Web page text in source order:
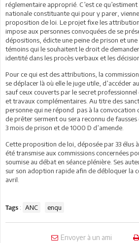
réglementaire approprié. C’est ce qu’estiment
nationale constituante qui pour y parer,
proposition de loi. Le projet fixe les
impose aux personnes convoquées de se
dépositions, édicte une peine de prison et
témoins qui le souhaitent le droit de
identité dans les procès verbaux et les
Pour ce qui est des attributions, la
se déplacer là où elle le juge utile, d’accéder
sauf ceux couverts par le secret
et travaux complémentaires. Au titre des
personne qui ne répond pas à la convocation
de prêter serment ou sera reconnu de
3 mois de prison et de 1000 D d’amende.
Cette proposition de loi, déposée par 33 élus à
été transmise aux commissions concernées
soumise au débat en séance plénière. Ses
sur son adoption rapide afin de débloquer la
avril.
Tags : ANC enqu
Envoyer à un ami